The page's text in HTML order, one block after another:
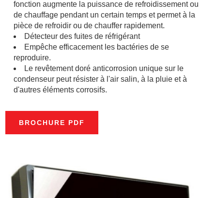
fonction augmente la puissance de refroidissement ou
de chauffage pendant un certain temps et permet à la
pièce de refroidir ou de chauffer rapidement.
Détecteur des fuites de réfrigérant
Empêche efficacement les bactéries de se
reproduire.
Le revêtement doré anticorrosion unique sur le
condenseur peut résister à l'air salin, à la pluie et à
d'autres éléments corrosifs.
BROCHURE PDF